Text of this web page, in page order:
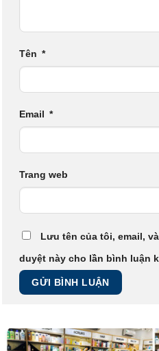
Tên *
Email *
Trang web
Lưu tên của tôi, email,
duyệt này cho lần bình luận